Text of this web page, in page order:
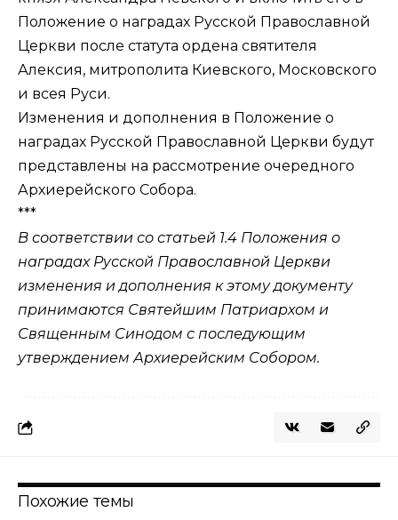
Положение о наградах Русской Православной
Церкви после статута ордена святителя
Алексия, митрополита Киевского, Московского
и всея Руси.
Изменения и дополнения в Положение о
наградах Русской Православной Церкви будут
представлены на рассмотрение очередного
Архиерейского Собора.
***
В соответствии со статьей 1.4 Положения о
наградах Русской Православной Церкви
изменения и дополнения к этому документу
принимаются Святейшим Патриархом и
Священным Синодом с последующим
утверждением Архиерейским Собором.
Похожие темы